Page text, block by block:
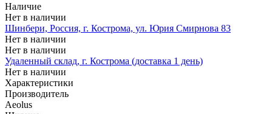
Наличие
Нет в наличии
Шинбери, Россия, г. Кострома, ул. Юрия Смирнова 83
Нет в наличии
Нет в наличии
Удаленный склад, г. Кострома (доставка 1 день)
Нет в наличии
Характеристики
Производитель
Aeolus